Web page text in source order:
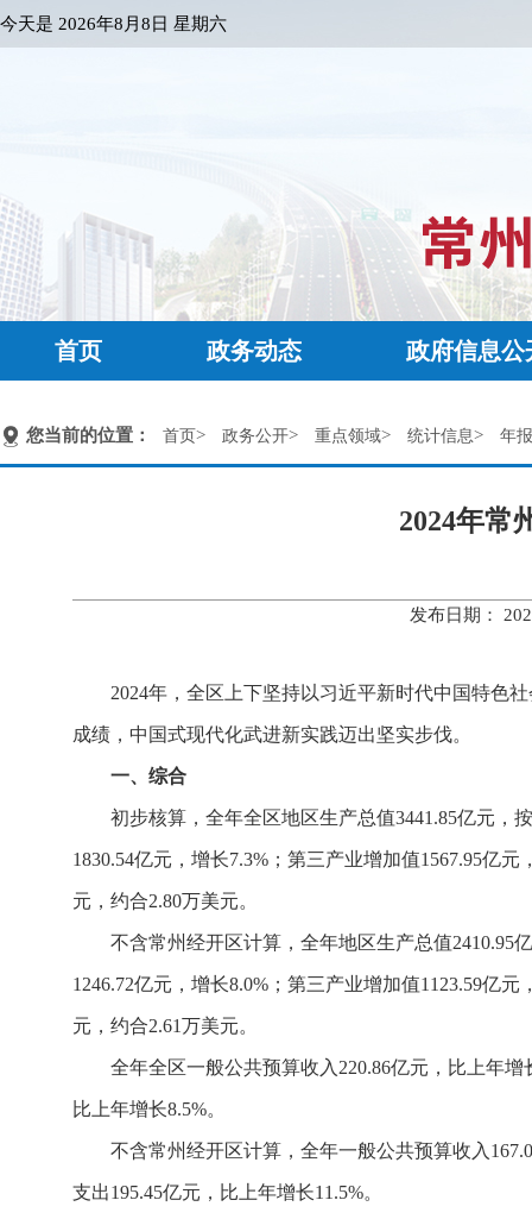
今天是 2026年8月8日 星期六
首页 政务动态 政府信息公
您当前的位置： 首页> 政务公开> 重点领域> 统计信息> 年报
2024年常
发布日期：
2024年，全区上下坚持以习近平新时代中国特色
成绩，中国式现代化武进新实践迈出坚实步伐。
一、综合
初步核算，全年全区地区生产总值3441.85亿元，
1830.54亿元，增长7.3%；第三产业增加值1567.95亿
元，约合2.80万美元。
不含常州经开区计算，全年地区生产总值2410.95
1246.72亿元，增长8.0%；第三产业增加值1123.59亿
元，约合2.61万美元。
全年全区一般公共预算收入220.86亿元，比上年增
比上年增长8.5%。
不含常州经开区计算，全年一般公共预算收入
支出195.45亿元，比上年增长11.5%。